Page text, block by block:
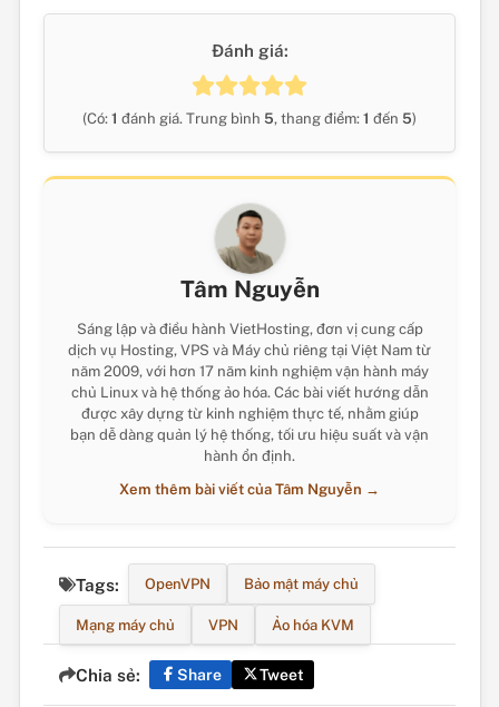
Đánh giá:
(Có: 1 đánh giá. Trung bình 5, thang điểm: 1 đến 5)
Tâm Nguyễn
Sáng lập và điều hành VietHosting, đơn vị cung cấp
dịch vụ Hosting, VPS và Máy chủ riêng tại Việt Nam từ
năm 2009, với hơn 17 năm kinh nghiệm vận hành máy
chủ Linux và hệ thống ảo hóa. Các bài viết hướng dẫn
được xây dựng từ kinh nghiệm thực tế, nhằm giúp
bạn dễ dàng quản lý hệ thống, tối ưu hiệu suất và vận
hành ổn định.
Xem thêm bài viết của Tâm Nguyễn →
Tags: OpenVPN Bảo mật máy chủ
Mạng máy chủ VPN Ảo hóa KVM
Chia sẻ: Share Tweet